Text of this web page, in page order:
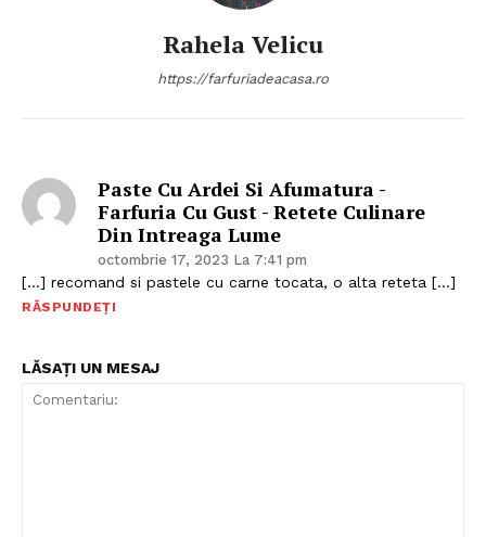
Rahela Velicu
https://farfuriadeacasa.ro
Paste Cu Ardei Si Afumatura -
Farfuria Cu Gust - Retete Culinare
Din Intreaga Lume
octombrie 17, 2023 La 7:41 pm
[…] recomand si pastele cu carne tocata, o alta reteta […]
RĂSPUNDEȚI
LĂSAȚI UN MESAJ